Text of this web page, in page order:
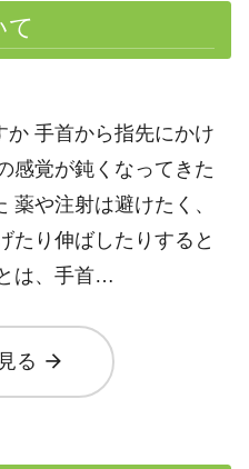
て
手首から指先にかけ
感覚が鈍くなってきた
薬や注射は避けたく、
たり伸ばしたりすると
は、手首…
る arrow_forward